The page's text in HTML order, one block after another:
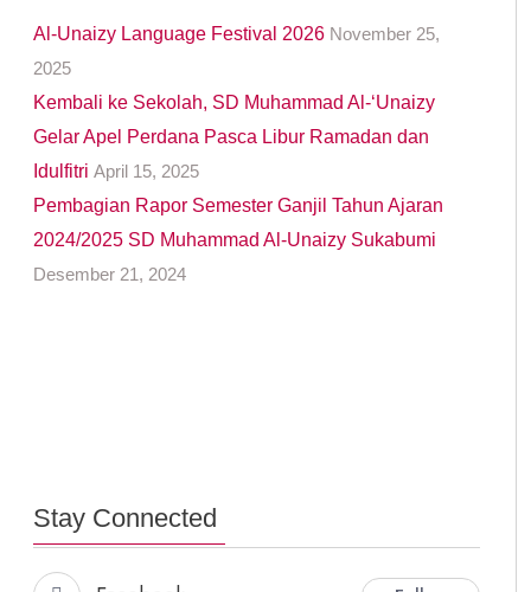
Al-Unaizy Language Festival 2026 November 25,
2025
Kembali ke Sekolah, SD Muhammad Al-‘Unaizy
Gelar Apel Perdana Pasca Libur Ramadan dan
Idulfitri April 15, 2025
Pembagian Rapor Semester Ganjil Tahun Ajaran
2024/2025 SD Muhammad Al-Unaizy Sukabumi
Desember 21, 2024
Stay Connected